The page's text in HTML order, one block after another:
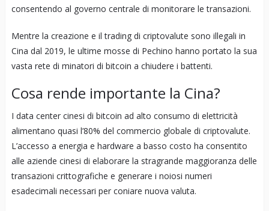
consentendo al governo centrale di monitorare le transazioni.
Mentre la creazione e il trading di criptovalute sono illegali in
Cina dal 2019, le ultime mosse di Pechino hanno portato la sua
vasta rete di minatori di bitcoin a chiudere i battenti.
Cosa rende importante la Cina?
I data center cinesi di bitcoin ad alto consumo di elettricità
alimentano quasi l’80% del commercio globale di criptovalute.
L’accesso a energia e hardware a basso costo ha consentito
alle aziende cinesi di elaborare la stragrande maggioranza delle
transazioni crittografiche e generare i noiosi numeri
esadecimali necessari per coniare nuova valuta.